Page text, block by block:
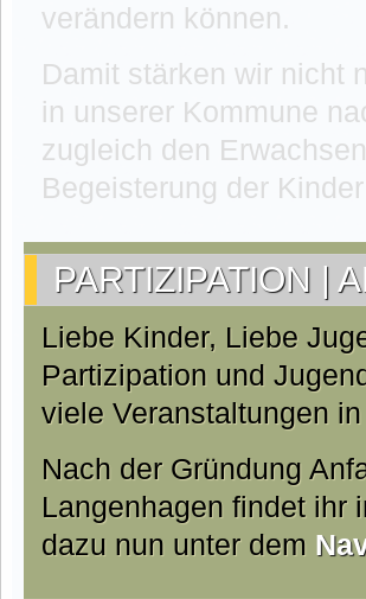
verändern können.
Damit stärken wir nicht
in unserer Kommune
zugleich den
Begeisterung der
PARTIZIPATION |
Liebe Kinder, Liebe
Partizipation und
viele Veranstaltungen
Nach der Gründung
Langenhagen findet ihr
dazu nun unter dem